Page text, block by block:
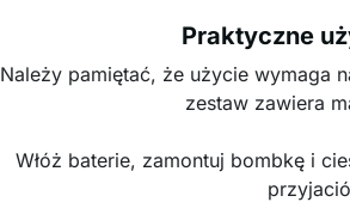
Praktyczne
Należy pamiętać, że użycie wymaga
zestaw zawiera
Włóż baterie, zamontuj bombkę i